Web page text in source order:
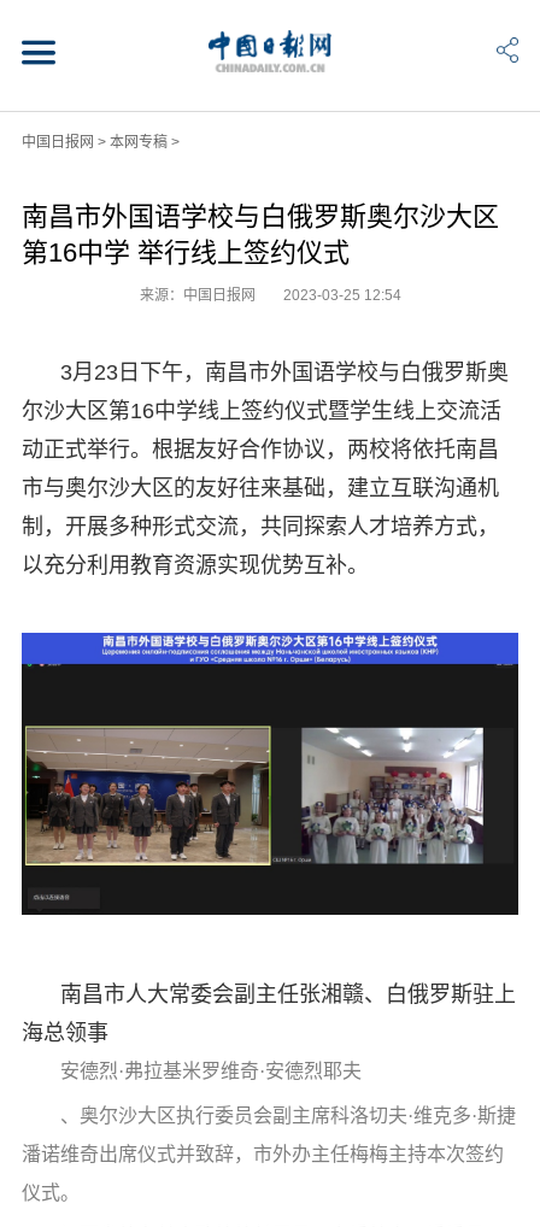
中国日报网 > 本网专稿>
南昌市外国语学校与白俄罗斯奥尔沙大区
第16中学 举行线上签约仪式
来源：中国日报网 2023-03-25 12:54
3月23日下午，南昌市外国语学校与白俄罗斯奥
尔沙大区第16中学线上签约仪式暨学生线上交流活
动正式举行。根据友好合作协议，两校将依托南昌
市与奥尔沙大区的友好往来基础，建立互联沟通机
制，开展多种形式交流，共同探索人才培养方式，
以充分利用教育资源实现优势互补。
南昌市人大常委会副主任张湘赣、白俄罗斯驻上
海总领事
安德烈·弗拉基米罗维奇·安德烈耶夫
、奥尔沙大区执行委员会副主席科洛切夫·维克多·斯捷
潘诺维奇出席仪式并致辞，市外办主任梅梅主持本次签约
仪式。